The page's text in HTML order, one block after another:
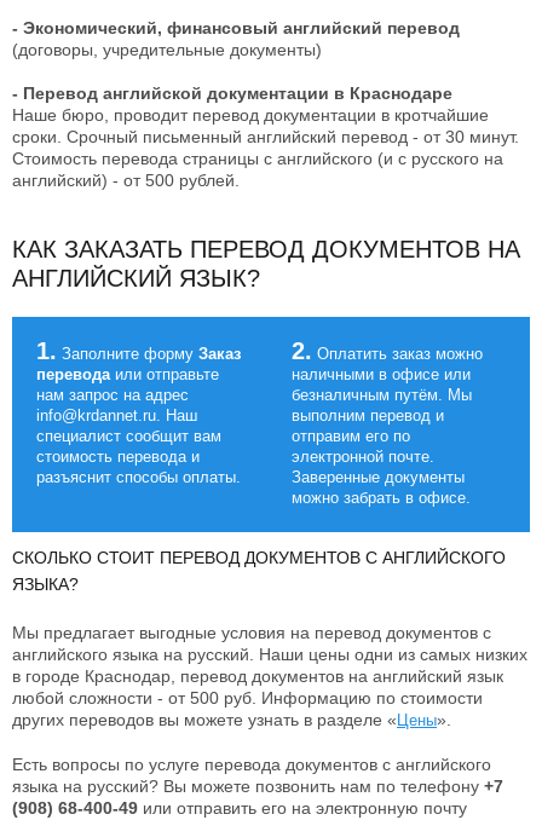
- Экономический, финансовый английский перевод
(договоры, учредительные документы)
- Перевод английской документации в Краснодаре
Наше бюро, проводит перевод документации в кротчайшие
сроки. Срочный письменный английский перевод - от 30 минут.
Стоимость перевода страницы с английского (и с русского на
английский) - от 500 рублей.
КАК ЗАКАЗАТЬ ПЕРЕВОД ДОКУМЕНТОВ НА
АНГЛИЙСКИЙ ЯЗЫК?
1. Заполните форму Заказ
переводаили отправьте
нам запрос на адрес
info@krdannet.ru. Наш
специалист сообщит вам
стоимость перевода и
разъяснит способы оплаты.
2. Оплатить заказ можно
наличными в офисе или
безналичным путём. Мы
выполним перевод и
отправим его по
электронной почте.
Заверенные документы
можно забрать в офисе.
СКОЛЬКО СТОИТ ПЕРЕВОД ДОКУМЕНТОВ С АНГЛИЙСКОГО
ЯЗЫКА?
Мы предлагает выгодные условия на перевод документов с
английского языка на русский. Наши цены одни из самых низких
в городе Краснодар, перевод документов на английский язык
любой сложности - от 500 руб. Информацию по стоимости
других переводов вы можете узнать в разделе « Цены».
Есть вопросы по услуге перевода документов с английского
языка на русский? Вы можете позвонить нам по телефону +7
(908) 68-400-49 или отправить его на электронную почту